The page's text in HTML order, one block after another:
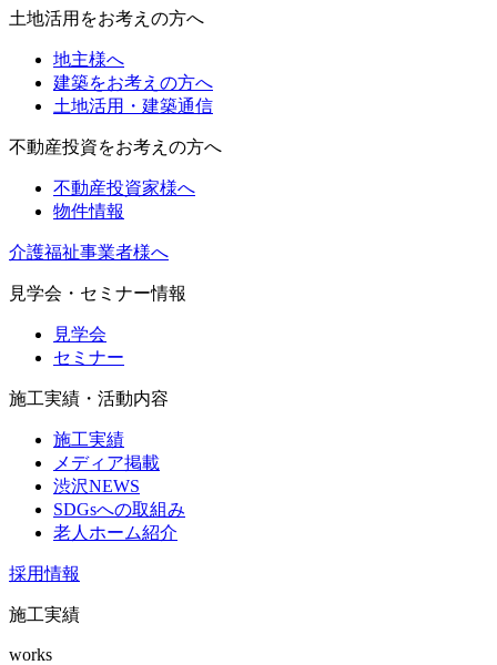
土地活用をお考えの方へ
地主様へ
建築をお考えの方へ
土地活用・建築通信
不動産投資をお考えの方へ
不動産投資家様へ
物件情報
介護福祉事業者様へ
見学会・セミナー情報
見学会
セミナー
施工実績・活動内容
施工実績
メディア掲載
渋沢NEWS
SDGsへの取組み
老人ホーム紹介
採用情報
施工実績
works